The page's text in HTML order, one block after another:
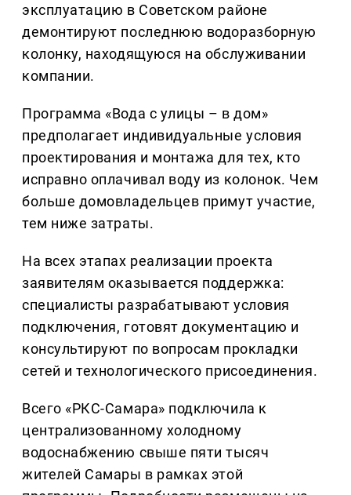
эксплуатацию в Советском районе
демонтируют последнюю водоразборную
колонку, находящуюся на обслуживании
компании.
Программа «Вода с улицы – в дом»
предполагает индивидуальные условия
проектирования и монтажа для тех, кто
исправно оплачивал воду из колонок. Чем
больше домовладельцев примут участие,
тем ниже затраты.
На всех этапах реализации проекта
заявителям оказывается поддержка:
специалисты разрабатывают условия
подключения, готовят документацию и
консультируют по вопросам прокладки
сетей и технологического присоединения.
Всего «РКС-Самара» подключила к
централизованному холодному
водоснабжению свыше пяти тысяч
жителей Самары в рамках этой